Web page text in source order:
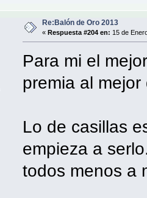
Re:Balón de Oro 2013
«Respuesta #204 en: 15 de
Para mi el
premia al
Lo de casillas
empieza a
todos menos a